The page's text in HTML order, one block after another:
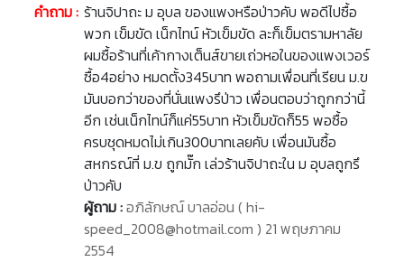
คำถาม : ร้านจิปาถะ ม อุบล ของแพงหรือป่าวคับ พอดีไปซื้อ
พวก เข็มขัด เน็กไทน์ หัวเข็มขัด ละก็เข็มตรามหาลัย
ผมซื้อร้านที่เค้ากางเต็นส์ขายเถ่วหอในของแพงเวอร์
ซื้อ4อย่าง หมดตั้ง345บาท พอถามเพื่อนที่เรียน ม.ข
มันบอกว่าของที่นั่นแพงรึป่าว เพื่อนตอบว่าถูกกว่านี้
อีก เช่นเน็กไทน์ก็แค่55บาท หัวเข็มขัดก็55 พอซื้อ
ครบชุดหมดไม่เกิน300บาทเลยคับ เพื่อนมันซื้อ
สหกรณ์ที่ ม.ข ถูกมั๊ก เล่วร้านจิปาถะใน ม อุบลถูกรึ
ป่าวคับ
ผู้ถาม :อภิลักษณ์ บาลอ่อน ( hi-
speed_2008@hotmail.com ) 21 พฤษภาคม
2554